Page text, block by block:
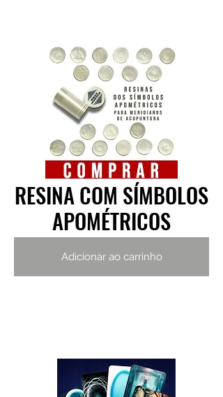
RESINA COM SÍMBOLOS
APOMÉTRICOS
RESINA COM SÍMBOLOS
APOMÉTRICOS
Adicionar ao carrinho